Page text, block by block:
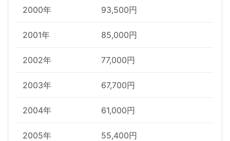
2000年 93,500円
2001年 85,000円
2002年 77,000円
2003年 67,700円
2004年 61,000円
2005年 55,400円